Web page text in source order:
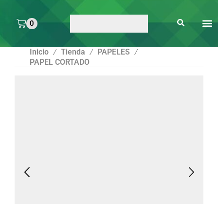
0
Inicio / Tienda / PAPELES /
PAPEL CORTADO